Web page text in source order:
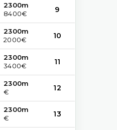
2300m
8400€
9
2300m
2000€
10
2300m
3400€
11
2300m
€
12
2300m
€
13